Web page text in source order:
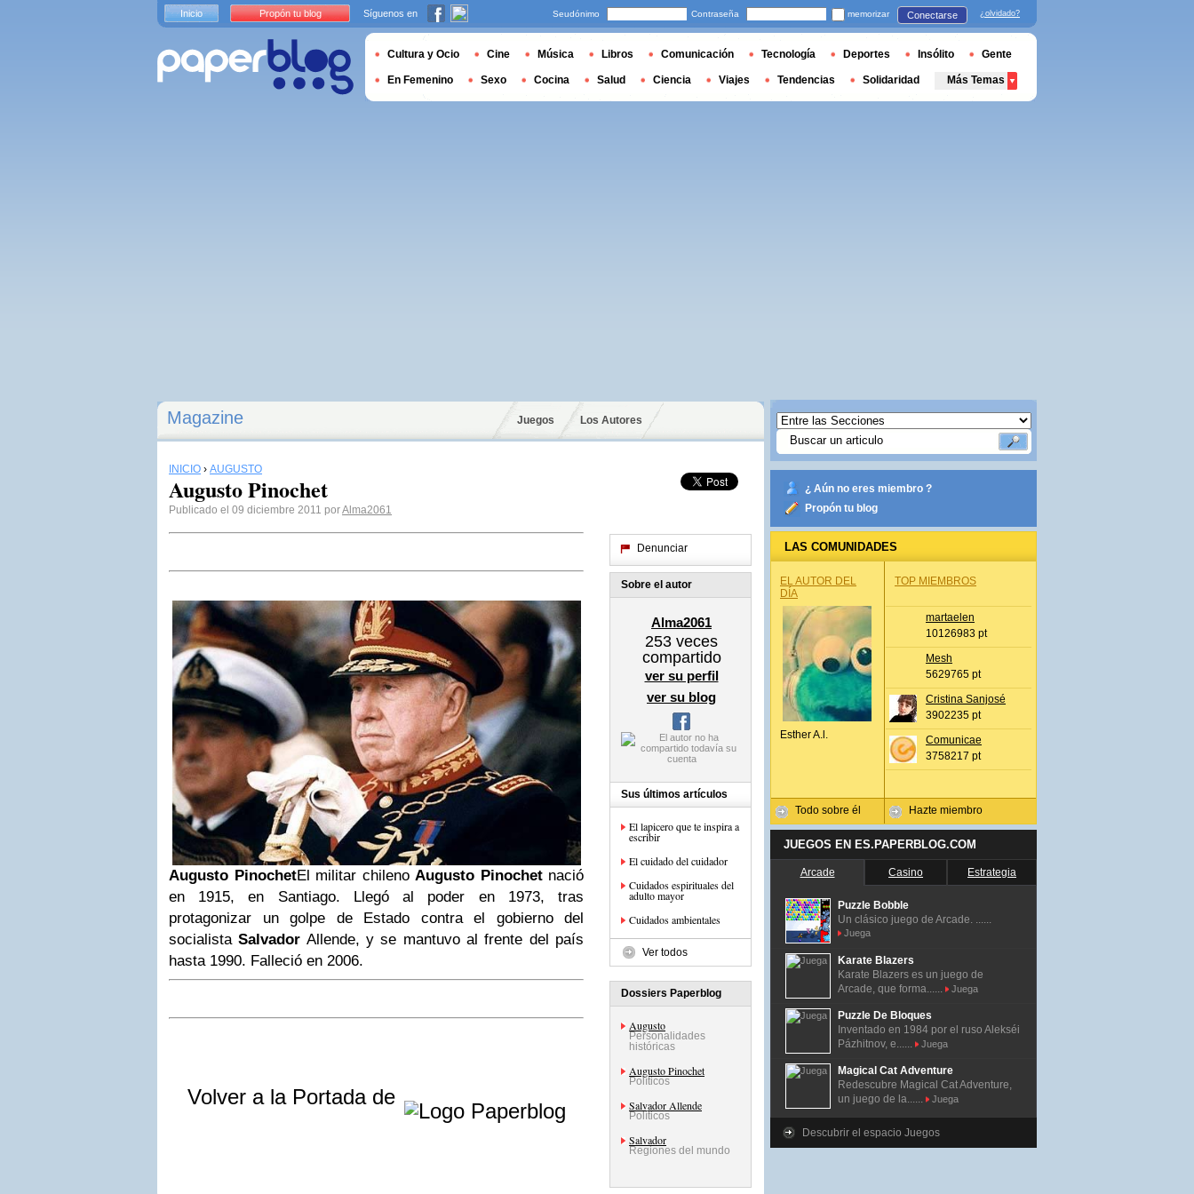
Magazine Juegos Los Autores
INICIO › AUGUSTO
Augusto Pinochet
Publicado el 09 diciembre 2011 porAlma2061
Augusto PinochetEl militar chileno Augusto Pinochetnació
en 1915, en Santiago. Llegó al poder en 1973, tras
protagonizar un golpe de Estado contra el gobierno del
socialistaSalvador Allende, y se mantuvo al frente del país
hasta 1990. Falleció en 2006.
Volver a la Portada de
Denunciar
Sobre el autor
Alma2061
253 veces
compartido
ver su perfil
ver su blog
Sus últimos artículos
El lapicero que te inspira a
escribir
El cuidado del cuidador
Cuidados espirituales del
adulto mayor
Cuidados ambientales
Ver todos
Dossiers Paperblog
Augusto
Personalidades
históricas
Augusto Pinochet
Políticos
Salvador Allende
Políticos
Salvador
Regiones del mundo
¿ Aún no eres miembro ?
Propón tu blog
LAS COMUNIDADES
EL AUTOR DEL
DÍA
Esther A.l.
Todo sobre él
TOP MIEMBROS
martaelen
10126983 pt
Mesh
5629765 pt
Cristina Sanjosé
3902235 pt
Comunicae
3758217 pt
Hazte miembro
JUEGOS EN ES.PAPERBLOG.COM
Arcade Casino Estrategia
Puzzle Bobble
Un clásico juego de Arcade. ......
Juega
Karate Blazers
Karate Blazers es un juego de
Arcade, que forma......
Juega
Puzzle De Bloques
Inventado en 1984 por el ruso Alekséi
Pázhitnov, e......
Juega
Magical Cat Adventure
Redescubre Magical Cat Adventure,
un juego de la......
Juega
Descubrir el espacio Juegos
Inicio Propón tu blog Síguenos en Seudónimo Contraseña memorizar Conectarse ¿olvidado?
Cultura y Ocio Cine Música Libros Comunicación Tecnología Deportes Insólito Gente
En Femenino Sexo Cocina Salud Ciencia Viajes Tendencias Solidaridad Más Temas